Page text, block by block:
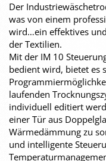
Der
was von einem
wird…ein effektives
der Textilien.
Mit der IM 10
bedient wird, bietet es
laufenden
individuell editiert
einer Tür aus
Wärmedämmung zu
und intelligente